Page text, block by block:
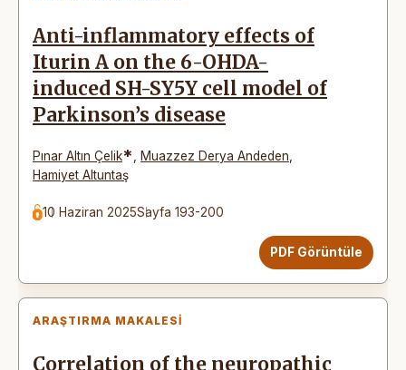
Anti-inflammatory effects of
Iturin A on the 6-OHDA-
induced SH-SY5Y cell model of
Parkinson’s disease
Pınar Altın Çelik* Muazzez Derya Andeden
Hamiyet Altuntaş
10 Haziran 2025Sayfa 193-200
PDF Görüntüle
ARAŞTIRMA MAKALESI
Correlation of the neuropathic